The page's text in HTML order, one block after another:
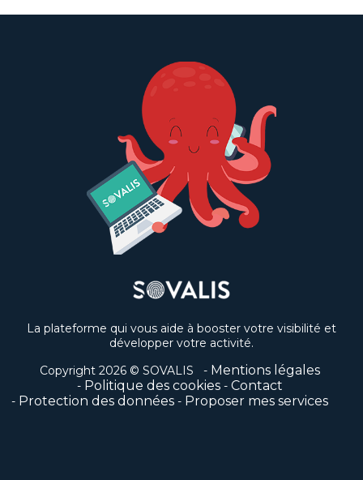
La plateforme qui vous aide à booster votre visibilité et
développer votre activité.
Copyright 2026 © SOVALIS
Mentions légales
Politique des cookies
Contact
Protection des données
Proposer mes services